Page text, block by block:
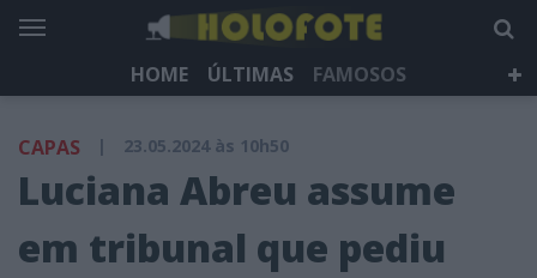
HOME ÚLTIMAS
FAMOSOS
HOLOFOTE TV
NEWSLETTER
CAPAS | 23.05.2024 às 10h50
Luciana Abreu assume
em tribunal que pediu